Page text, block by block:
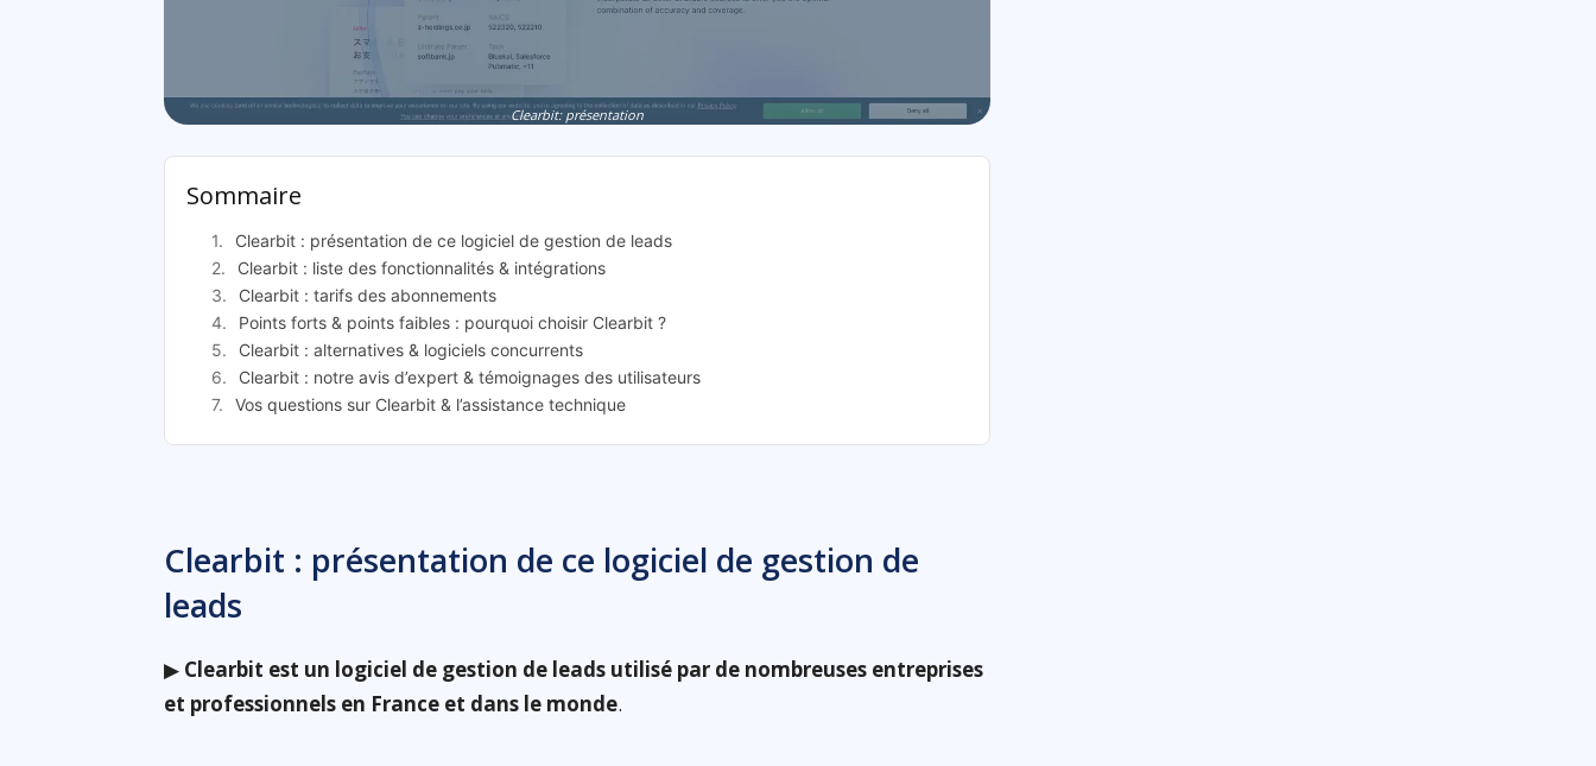
Clearbit: présentation
Sommaire
Clearbit : présentation de ce logiciel de gestion de leads
Clearbit : liste des fonctionnalités & intégrations
Clearbit : tarifs des abonnements
Points forts & points faibles : pourquoi choisir Clearbit ?
Clearbit : alternatives & logiciels concurrents
Clearbit : notre avis d’expert & témoignages des utilisateurs
Vos questions sur Clearbit & l’assistance technique
Clearbit : présentation de ce logiciel de gestion de
leads
▶ Clearbit est un logiciel de gestion de leads utilisé par de nombreuses entreprises
et professionnels en France et dans le monde.